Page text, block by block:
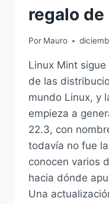
regalo
Por Mauro
Linux Mint
de las
mundo Linux, y
empieza a
22.3, con
todavía no fue
conocen varios
hacia dónde
Una